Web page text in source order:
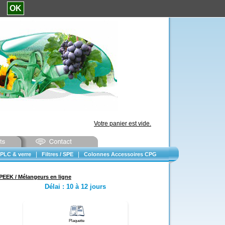
Votre panier est vide.
& verre Filtres / SPE Colonnes Accessoires CPG
/ Mélangeurs en ligne
Délai : 10 à 12 jours
Plaquette
OK